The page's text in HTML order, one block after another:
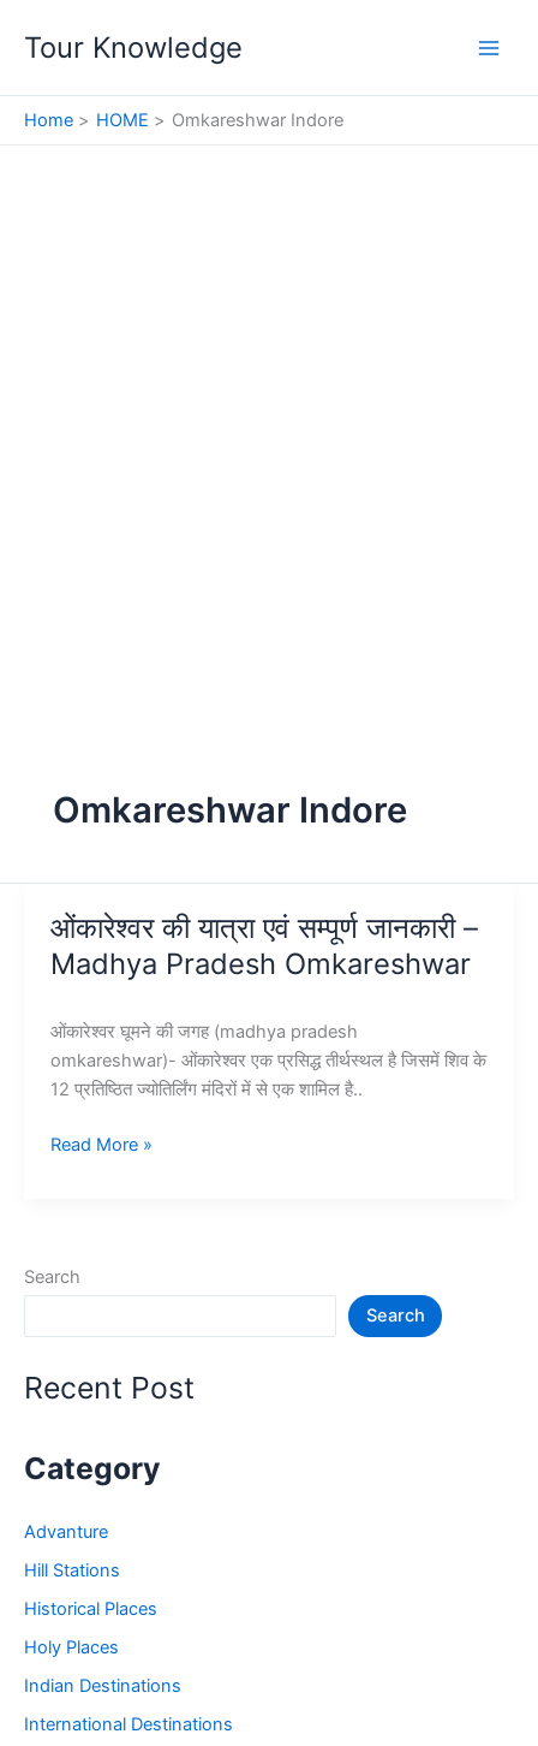
Tour Knowledge
Home HOME Omkareshwar Indore
Omkareshwar Indore
ओंकारेश्वर की यात्रा एवं सम्पूर्ण जानकारी –
Madhya Pradesh Omkareshwar
ओंकारेश्वर घूमने की जगह (madhya pradesh
omkareshwar)- ओंकारेश्वर एक प्रसिद्ध तीर्थस्थल है जिसमें शिव के
12 प्रतिष्ठित ज्योतिर्लिंग मंदिरों में से एक शामिल है..
ओंकारेश्वर
जानकारी
Pradesh
Omkareshwar
Read More »
Search
Search
Recent Post
Category
Advanture
Hill Stations
Historical Places
Holy Places
Indian Destinations
International Destinations